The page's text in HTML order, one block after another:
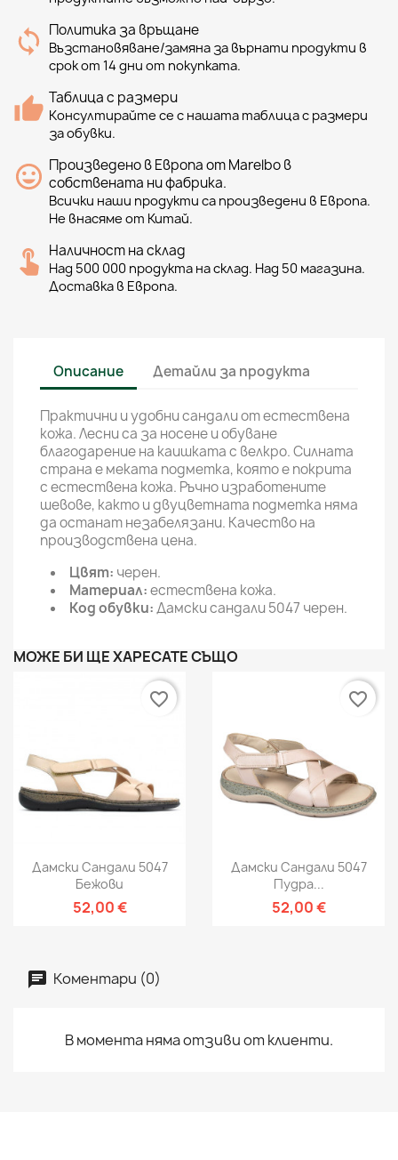
Политика за връщане
Възстановяване/замяна за върнати продукти в
срок от 14 дни от покупката.
Таблица с размери
Консултирайте се с нашата таблица с размери
за обувки.
Произведено в Европа от Marelbo в
собствената ни фабрика.
Всички наши продукти са произведени в Европа.
Не внасяме от Китай.
Наличност на склад
Над 500 000 продукта на склад. Над 50 магазина.
Доставка в Европа.
Описание Детайли за продукта
Практични и удобни сандали от естествена
кожа. Лесни са за носене и обуване
благодарение на каишката с велкро. Силната
страна е меката подметка, която е покрита
с естествена кожа. Ръчно изработените
шевове, както и двуцветната подметка няма
да останат незабелязани. Качество на
производствена цена.
Цвят: черен.
Материал:естествена кожа.
Код обувки:Дамски сандали 5047 черен.
МОЖЕ БИ ЩЕ ХАРЕСАТЕ СЪЩО
Дамски Сандали 5047
Бежови
52,00 €
favorite_border
Дамски Сандали 5047
Пудра...
52,00 €
favorite_border
Коментари (0)
В момента няма отзиви от клиенти.